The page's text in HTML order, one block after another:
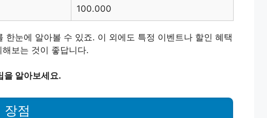
100.000
한눈에 알아볼 수 있죠. 이 외에도 특정 이벤트나 할인 혜택
보는 것이 좋답니다.
을 알아보세요.
장점